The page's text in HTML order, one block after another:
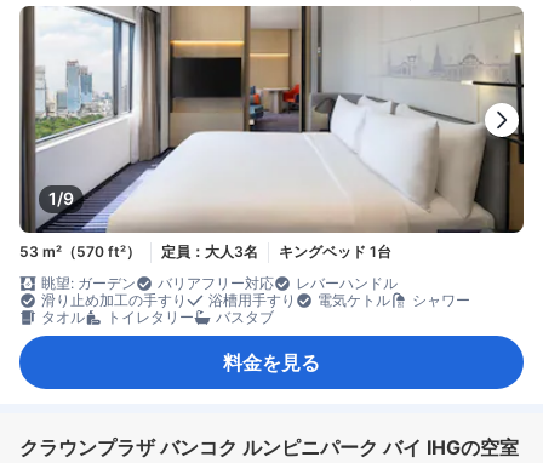
1/9
53 m²（570 ft²） 定員：大人3名
キングベッド 1台
眺望: ガーデン
バリアフリー対応
レバーハンドル
滑り止め加工の手すり
浴槽用手すり 電気ケトル
シャワー
タオル
トイレタリー バスタブ
料金を見る
クラウンプラザ バンコク ルンピニパーク バイ IHGの空室